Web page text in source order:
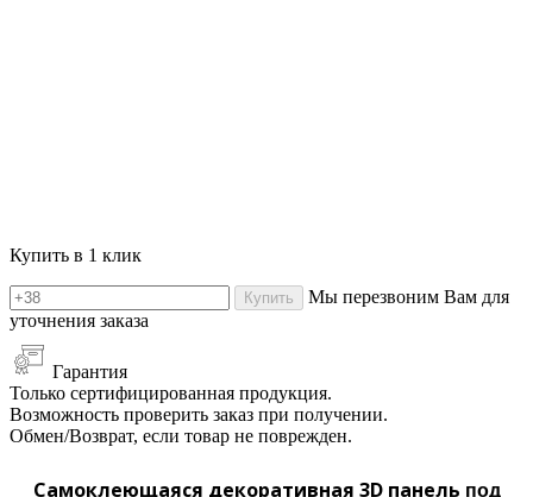
Купить в 1 клик
Купить
Мы перезвоним Вам для
уточнения заказа
Гарантия
Только сертифицированная продукция.
Возможность проверить заказ при получении.
Обмен/Возврат, если товар не поврежден.
Самоклеющаяся декоративная 3D панель под